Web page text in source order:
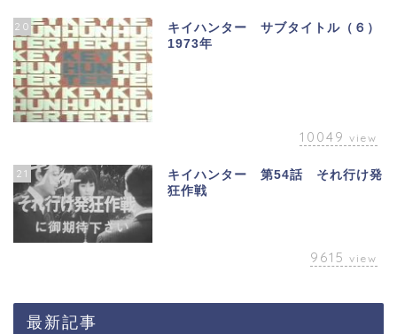
20
キイハンター サブタイトル（６）
1973年
10049 view
21
キイハンター 第54話 それ行け発
狂作戦
9615 view
最新記事